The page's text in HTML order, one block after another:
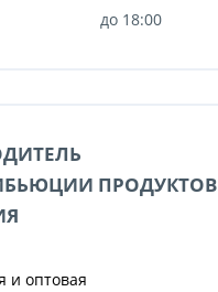
до 18:00
ПРОДУКТОВ
и оптовая